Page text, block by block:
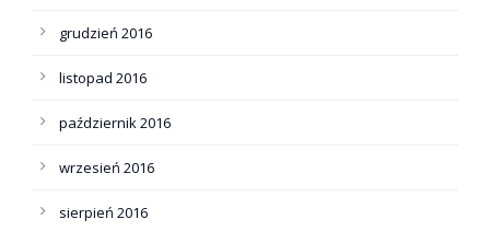
grudzień 2016
listopad 2016
październik 2016
wrzesień 2016
sierpień 2016